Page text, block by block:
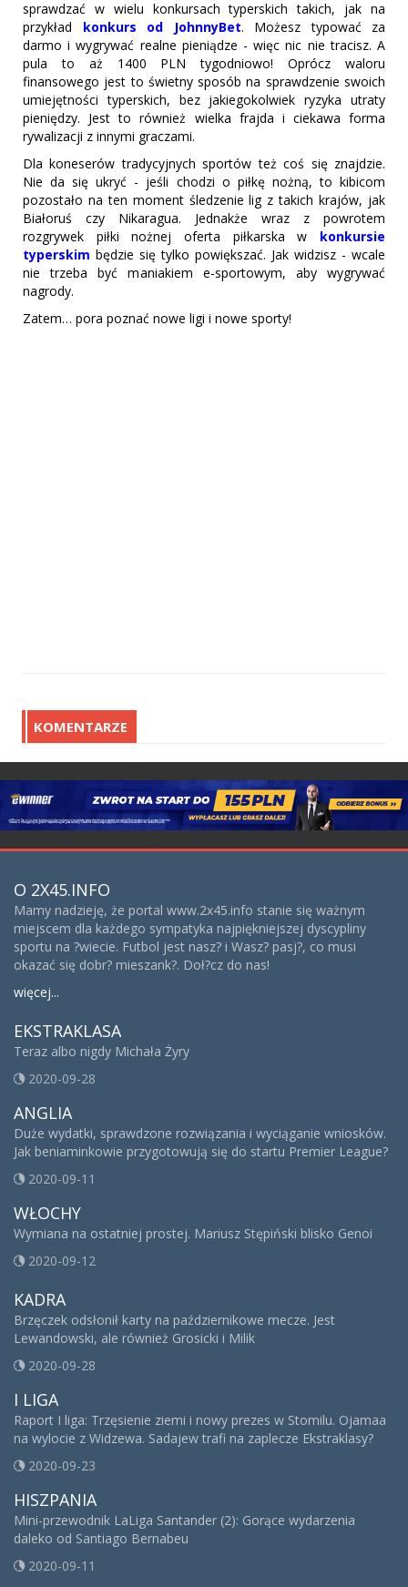
sprawdzać w wielu konkursach typerskich takich, jak na
przykład konkurs od JohnnyBet. Możesz typować za
darmo i wygrywać realne pieniądze - więc nic nie tracisz. A
pula to aż 1400 PLN tygodniowo! Oprócz waloru
finansowego jest to świetny sposób na sprawdzenie swoich
umiejętności typerskich, bez jakiegokolwiek ryzyka utraty
pieniędzy. Jest to również wielka frajda i ciekawa forma
rywalizacji z innymi graczami.
Dla koneserów tradycyjnych sportów też coś się znajdzie.
Nie da się ukryć - jeśli chodzi o piłkę nożną, to kibicom
pozostało na ten moment śledzenie lig z takich krajów, jak
Białoruś czy Nikaragua. Jednakże wraz z powrotem
rozgrywek piłki nożnej oferta piłkarska w konkursie
typerskim będzie się tylko powiększać. Jak widzisz - wcale
nie trzeba być maniakiem e-sportowym, aby wygrywać
nagrody.
Zatem… pora poznać nowe ligi i nowe sporty!
KOMENTARZE
O 2X45.INFO
Mamy nadzieję, że portal www.2x45.info stanie się ważnym
miejscem dla każdego sympatyka najpiękniejszej dyscypliny
sportu na ?wiecie. Futbol jest nasz? i Wasz? pasj?, co musi
okazać się dobr? mieszank?. Doł?cz do nas!
więcej...
EKSTRAKLASA
Teraz albo nigdy Michała Żyry
2020-09-28
ANGLIA
Duże wydatki, sprawdzone rozwiązania i wyciąganie wniosków.
Jak beniaminkowie przygotowują się do startu Premier League?
2020-09-11
WŁOCHY
Wymiana na ostatniej prostej. Mariusz Stępiński blisko Genoi
2020-09-12
KADRA
Brzęczek odsłonił karty na październikowe mecze. Jest
Lewandowski, ale również Grosicki i Milik
2020-09-28
I LIGA
Raport I liga: Trzęsienie ziemi i nowy prezes w Stomilu. Ojamaa
na wylocie z Widzewa. Sadajew trafi na zaplecze Ekstraklasy?
2020-09-23
HISZPANIA
Mini-przewodnik LaLiga Santander (2): Gorące wydarzenia
daleko od Santiago Bernabeu
2020-09-11